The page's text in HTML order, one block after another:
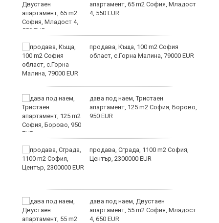
апартамент, 65 m2 София, Младост
4, 550 EUR
продава, Къща, 100 m2 София
област, с.Горна Малина, 79000 EUR
дава под наем, Тристаен
апартамент, 125 m2 София, Борово,
950 EUR
продава, Сграда, 1100 m2 София,
Център, 2300000 EUR
дава под наем, Двустаен
апартамент, 55 m2 София, Младост
4, 650 EUR